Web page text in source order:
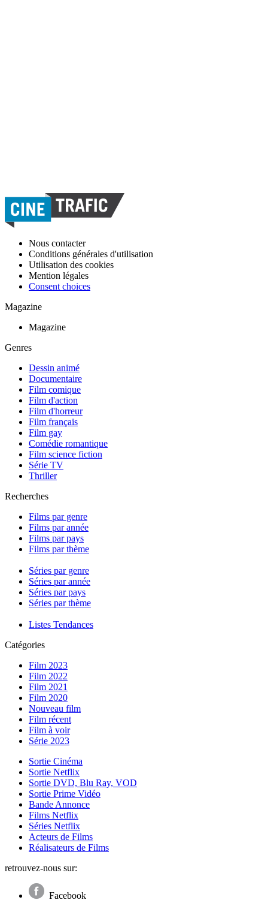
Nous contacter
Conditions générales d'utilisation
Utilisation des cookies
Mention légales
Consent choices
Magazine
Magazine
Genres
Dessin animé
Documentaire
Film comique
Film d'action
Film d'horreur
Film français
Film gay
Comédie romantique
Film science fiction
Série TV
Thriller
Recherches
Films par genre
Films par année
Films par pays
Films par thème
Séries par genre
Séries par année
Séries par pays
Séries par thème
Listes Tendances
Catégories
Film 2023
Film 2022
Film 2021
Film 2020
Nouveau film
Film récent
Film à voir
Série 2023
Sortie Cinéma
Sortie Netflix
Sortie DVD, Blu Ray, VOD
Sortie Prime Vidéo
Bande Annonce
Films Netflix
Séries Netflix
Acteurs de Films
Réalisateurs de Films
retrouvez-nous sur:
Facebook